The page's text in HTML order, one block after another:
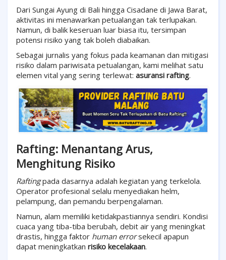
Dari Sungai Ayung di Bali hingga Cisadane di Jawa Barat,
aktivitas ini menawarkan petualangan tak terlupakan.
Namun, di balik keseruan luar biasa itu, tersimpan
potensi risiko yang tak boleh diabaikan.
Sebagai jurnalis yang fokus pada keamanan dan mitigasi
risiko dalam pariwisata petualangan, kami melihat satu
elemen vital yang sering terlewat: asuransi rafting.
Rafting: Menantang Arus,
Menghitung Risiko
Raftingpada dasarnya adalah kegiatan yang terkelola.
Operator profesional selalu menyediakan helm,
pelampung, dan pemandu berpengalaman.
Namun, alam memiliki ketidakpastiannya sendiri. Kondisi
cuaca yang tiba-tiba berubah, debit air yang meningkat
drastis, hingga faktor human errorsekecil apapun
dapat meningkatkan risiko kecelakaan.